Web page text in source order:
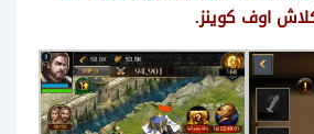
اوف كوينز.